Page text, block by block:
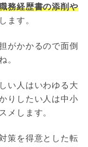
務経歴書の添削や
ます。
がかかるので面倒
。
い人はいわゆる大
りしたい人は中小
メします。
策を得意とした転